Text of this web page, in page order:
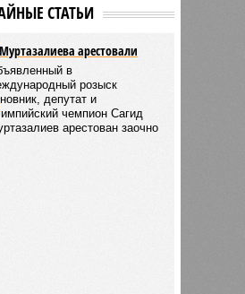
СТАТЬИ
Муртазалиева арестовали
в
розыск
депутат и
чемпион Сагид
арестован заочно